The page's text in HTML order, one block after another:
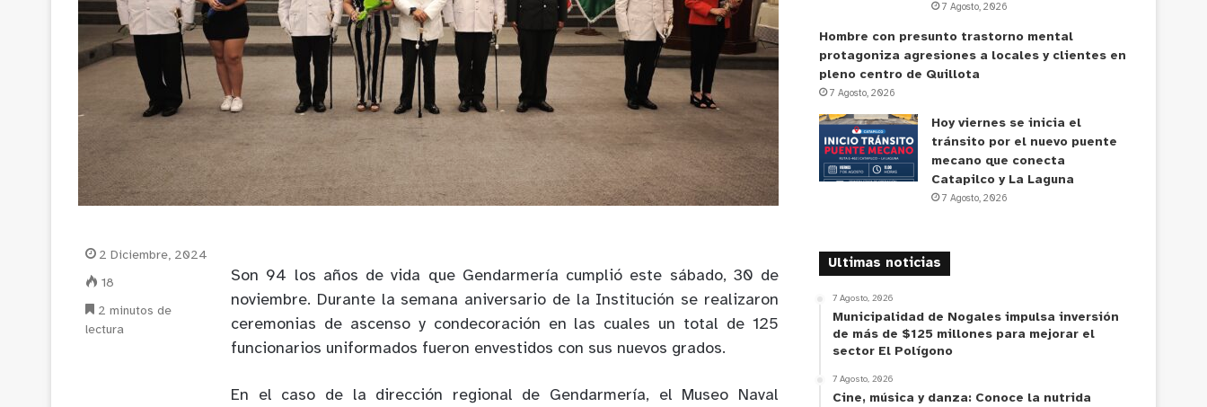
Son 94 los años de vida que Gendarmería cumplió este sábado, 30 de
noviembre. Durante la semana aniversario de la Institución se realizaron
ceremonias de ascenso y condecoración en las cuales un total de 125
funcionarios uniformados fueron envestidos con sus nuevos grados.
En el caso de la dirección regional de Gendarmería, el Museo Naval
2 Diciembre, 2024
18
2 minutos de
lectura
7 Agosto, 2026
Hombre con presunto trastorno mental
protagoniza agresiones a locales y clientes en
pleno centro de Quillota
7 Agosto, 2026
Hoy viernes se inicia el
tránsito por el nuevo puente
mecano que conecta
Catapilco y La Laguna
7 Agosto, 2026
Ultimas noticias
7 Agosto, 2026
Municipalidad de Nogales impulsa inversión
de más de $125 millones para mejorar el
sector El Polígono
7 Agosto, 2026
Cine, música y danza: Conoce la nutrida